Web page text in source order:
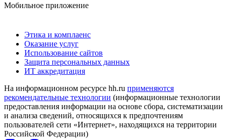
Мобильное приложение
Этика и комплаенс
Оказание услуг
Использование сайтов
Защита персональных данных
ИТ аккредитация
На информационном ресурсе hh.ru применяются
рекомендательные технологии (информационные технологии
предоставления информации на основе сбора, систематизации
и анализа сведений, относящихся к предпочтениям
пользователей сети «Интернет», находящихся на территории
Российской Федерации)